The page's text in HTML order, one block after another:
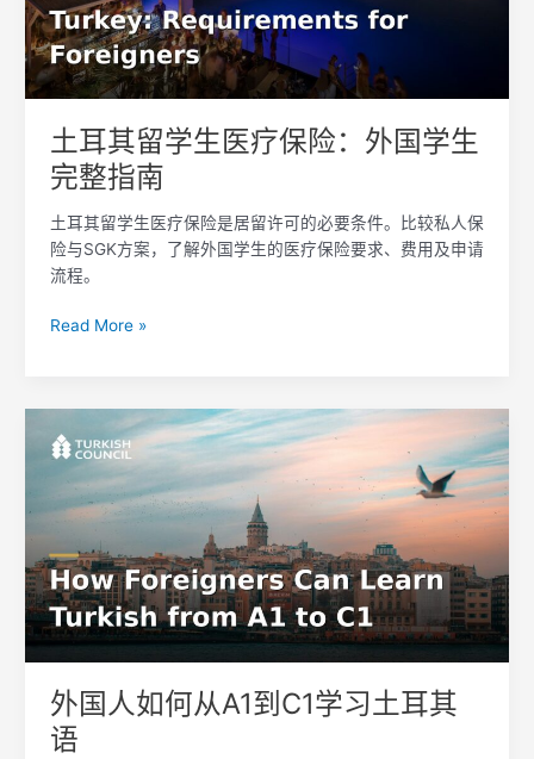
土耳其留学生医疗保险：外国学生
完整指南
土耳其留学生医疗保险是居留许可的必要条件。比较私人保
险与SGK方案，了解外国学生的医疗保险要求、费用及申请
流程。
医
疗
保
险：
国
学
完
整
指
Read More »
外国人如何从A1到C1学习土耳其
语
国
如
从
A1
到
C1
土
耳